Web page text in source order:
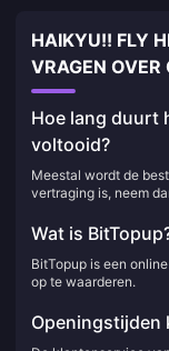
HAIKYU!! FLY
VRAGEN OVER
Hoe lang duurt
voltooid?
Meestal wordt de
vertraging is, neem
Wat is
BitTopup is een
op te waarderen.
Openingstijden